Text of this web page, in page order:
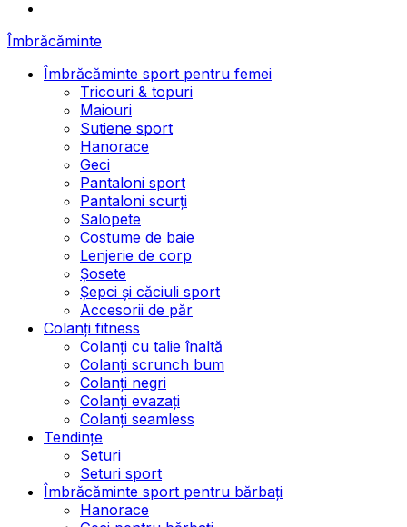
Îmbrăcăminte
Îmbrăcăminte sport pentru femei
Tricouri & topuri
Maiouri
Sutiene sport
Hanorace
Geci
Pantaloni sport
Pantaloni scurți
Salopete
Costume de baie
Lenjerie de corp
Șosete
Șepci și căciuli sport
Accesorii de păr
Colanți fitness
Colanți cu talie înaltă
Colanți scrunch bum
Colanți negri
Colanți evazați
Colanți seamless
Tendințe
Seturi
Seturi sport
Îmbrăcăminte sport pentru bărbați
Hanorace